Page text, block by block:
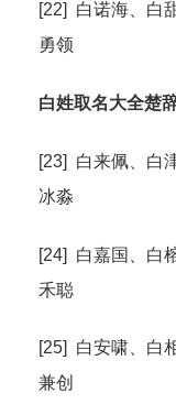
[22] 白诺海、白
勇领
白姓取名大全楚
[23] 白来佩、白
冰淼
[24] 白嘉国、白
禾聪
[25] 白安啸、白
兼创